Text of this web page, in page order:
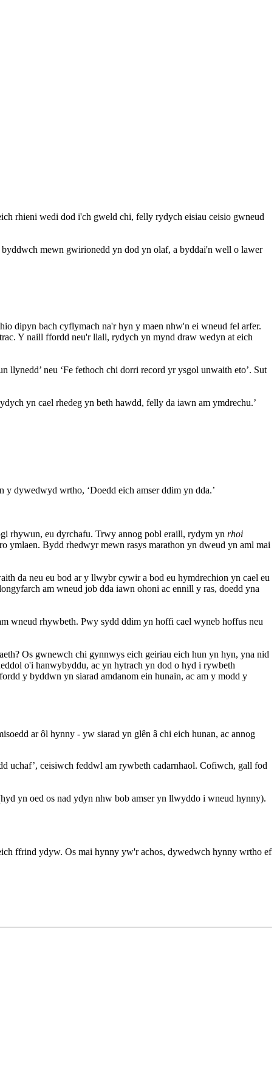
rhieni wedi dod i'ch gweld chi, felly rydych eisiau ceisio gwneud
mewn gwirionedd yn dod yn olaf, a byddai'n well o lawer
dipyn bach cyflymach na'r hyn y maen nhw'n ei wneud fel arfer.
Y naill ffordd neu'r llall, rydych yn mynd draw wedyn at eich
neu ‘Fe fethoch chi dorri record yr ysgol unwaith eto’. Sut
yn cael rhedeg yn beth hawdd, felly da iawn am ymdrechu.’
dywedwyd wrtho, ‘Doedd eich amser ddim yn dda.’
rhywun, eu dyrchafu. Trwy annog pobl eraill, rydym yn rhoi
ymlaen. Bydd rhedwyr mewn rasys marathon yn dweud yn aml mai
da neu eu bod ar y llwybr cywir a bod eu hymdrechion yn cael eu
am wneud job dda iawn ohoni ac ennill y ras, doedd yna
wneud rhywbeth. Pwy sydd ddim yn hoffi cael wyneb hoffus neu
Os gwnewch chi gynnwys eich geiriau eich hun yn hyn, yna nid
o'i hanwybyddu, ac yn hytrach yn dod o hyd i rywbeth
y byddwn yn siarad amdanom ein hunain, ac am y modd y
ar ôl hynny - yw siarad yn glên â chi eich hunan, ac annog
uchaf’, ceisiwch feddwl am rywbeth cadarnhaol. Cofiwch, gall fod
yn oed os nad ydyn nhw bob amser yn llwyddo i wneud hynny).
ffrind ydyw. Os mai hynny yw'r achos, dywedwch hynny wrtho ef